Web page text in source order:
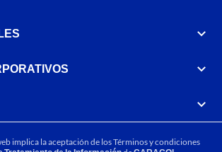
implica la aceptación de losTérminos y condiciones